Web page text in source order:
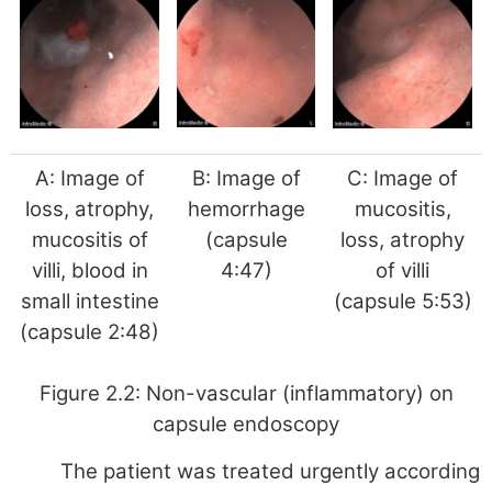
A: Image of
loss, atrophy,
mucositis of
villi, blood in
small intestine
(capsule 2:48)
B: Image of
hemorrhage
(capsule
4:47)
C: Image of
mucositis,
loss, atrophy
of villi
(capsule 5:53)
Figure 2.2: Non-vascular (inflammatory) on
capsule endoscopy
The patient was treated urgently according